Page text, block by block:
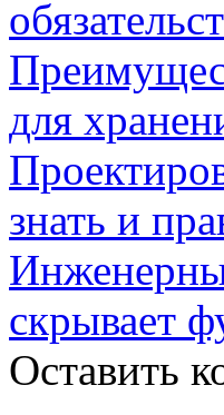
для
знать и
скрывает
Оставить